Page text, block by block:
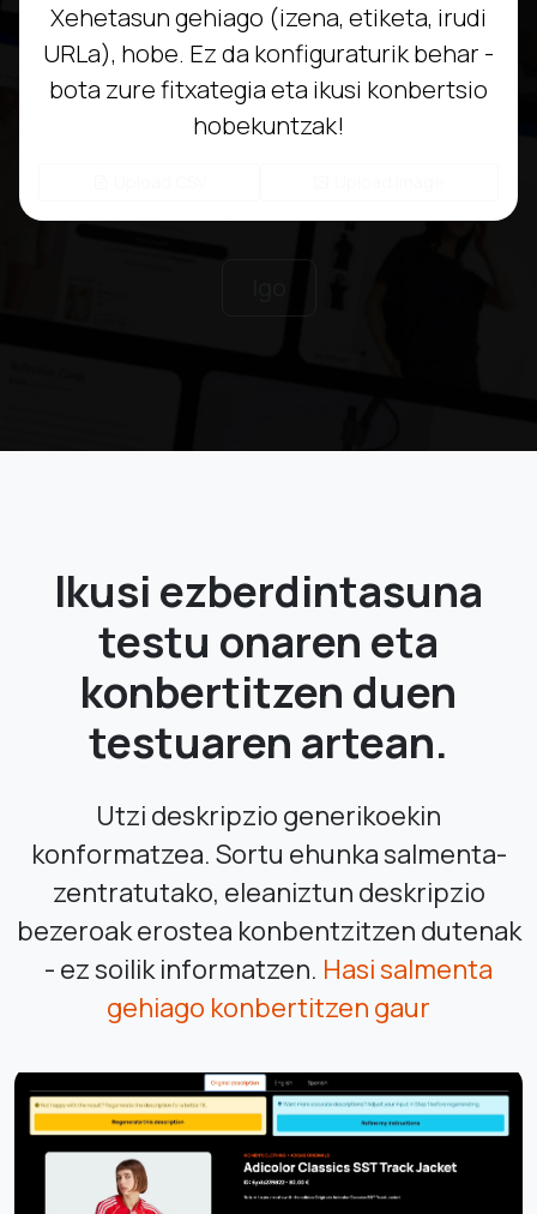
Xehetasun gehiago (izena, etiketa, irudi
URLa), hobe. Ez da konfiguraturik behar -
bota zure fitxategia eta ikusi konbertsio
hobekuntzak!
Ikusi ezberdintasuna
testu onaren eta
konbertitzen duen
testuaren artean.
Utzi deskripzio generikoekin
konformatzea. Sortu ehunka salmenta-
zentratutako, eleaniztun deskripzio
bezeroak erostea konbentzitzen dutenak
- ez soilik informatzen. Hasi salmenta
gehiago konbertitzen gaur